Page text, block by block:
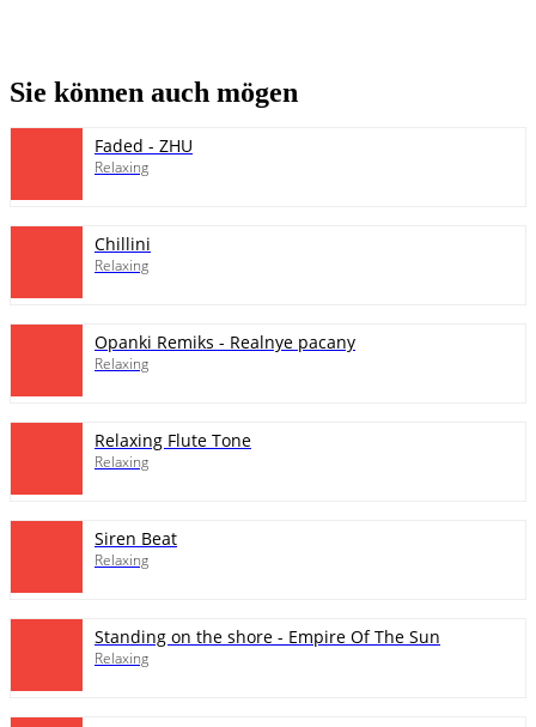
Sie können auch mögen
Faded - ZHU
Relaxing
Chillini
Relaxing
Opanki Remiks - Realnye pacany
Relaxing
Relaxing Flute Tone
Relaxing
Siren Beat
Relaxing
Standing on the shore - Empire Of The Sun
Relaxing